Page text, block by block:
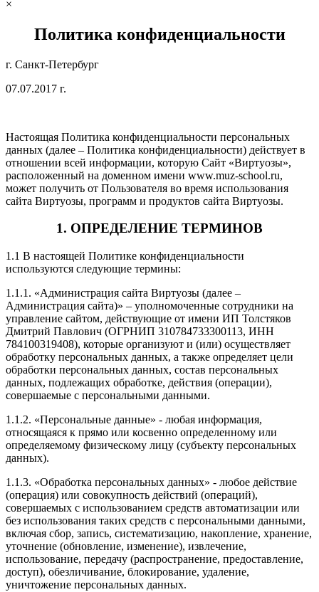
×
Политика конфиденциальности
г. Санкт-Петербург
07.07.2017 г.
Настоящая Политика конфиденциальности персональных
данных (далее – Политика конфиденциальности) действует в
отношении всей информации, которую Сайт «Виртуозы»,
расположенный на доменном имени www.muz-school.ru,
может получить от Пользователя во время использования
сайта Виртуозы, программ и продуктов сайта Виртуозы.
1. ОПРЕДЕЛЕНИЕ ТЕРМИНОВ
1.1 В настоящей Политике конфиденциальности
используются следующие термины:
1.1.1. «Администрация сайта Виртуозы (далее –
Администрация сайта)» – уполномоченные сотрудники на
управление сайтом, действующие от имени ИП Толстяков
Дмитрий Павлович (ОГРНИП 310784733300113, ИНН
784100319408), которые организуют и (или) осуществляет
обработку персональных данных, а также определяет цели
обработки персональных данных, состав персональных
данных, подлежащих обработке, действия (операции),
совершаемые с персональными данными.
1.1.2. «Персональные данные» - любая информация,
относящаяся к прямо или косвенно определенному или
определяемому физическому лицу (субъекту персональных
данных).
1.1.3. «Обработка персональных данных» - любое действие
(операция) или совокупность действий (операций),
совершаемых с использованием средств автоматизации или
без использования таких средств с персональными данными,
включая сбор, запись, систематизацию, накопление, хранение,
уточнение (обновление, изменение), извлечение,
использование, передачу (распространение, предоставление,
доступ), обезличивание, блокирование, удаление,
уничтожение персональных данных.